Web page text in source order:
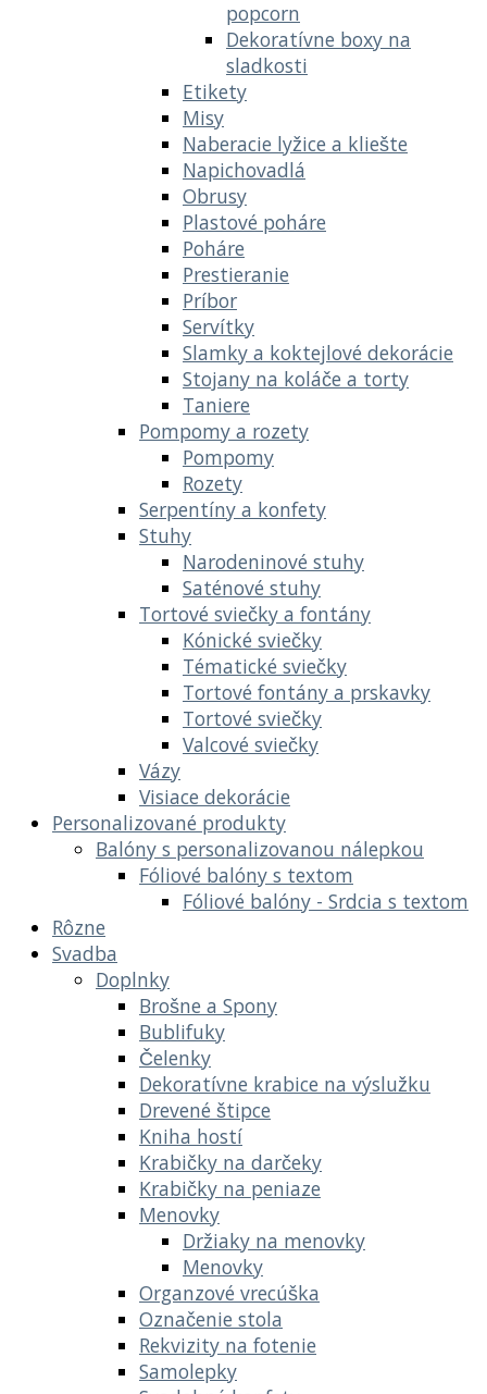
popcorn
Dekoratívne boxy na
sladkosti
Etikety
Misy
Naberacie lyžice a kliešte
Napichovadlá
Obrusy
Plastové poháre
Poháre
Prestieranie
Príbor
Servítky
Slamky a koktejlové dekorácie
Stojany na koláče a torty
Taniere
Pompomy a rozety
Pompomy
Rozety
Serpentíny a konfety
Stuhy
Narodeninové stuhy
Saténové stuhy
Tortové sviečky a fontány
Kónické sviečky
Tématické sviečky
Tortové fontány a prskavky
Tortové sviečky
Valcové sviečky
Vázy
Visiace dekorácie
Personalizované produkty
Balóny s personalizovanou nálepkou
Fóliové balóny s textom
Fóliové balóny - Srdcia s textom
Rôzne
Svadba
Doplnky
Brošne a Spony
Bublifuky
Čelenky
Dekoratívne krabice na výslužku
Drevené štipce
Kniha hostí
Krabičky na darčeky
Krabičky na peniaze
Menovky
Držiaky na menovky
Menovky
Organzové vrecúška
Označenie stola
Rekvizity na fotenie
Samolepky